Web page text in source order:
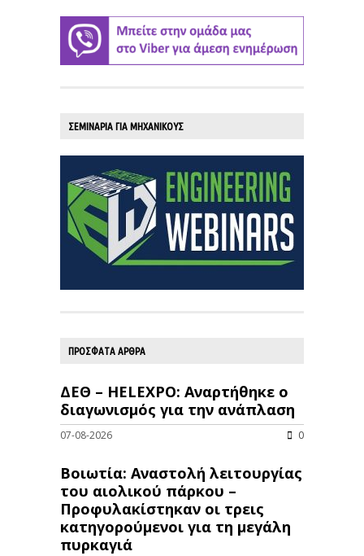
ΣΕΜΙΝΑΡΙΑ ΓΙΑ ΜΗΧΑΝΙΚΟΥΣ
ΠΡΟΣΦΑΤΑ ΑΡΘΡΑ
ΔΕΘ – HELEXPO: Αναρτήθηκε ο
διαγωνισμός για την ανάπλαση
07-08-2026 0
Βοιωτία: Αναστολή λειτουργίας
του αιολικού πάρκου –
Προφυλακίστηκαν οι τρεις
κατηγορούμενοι για τη μεγάλη
πυρκαγιά